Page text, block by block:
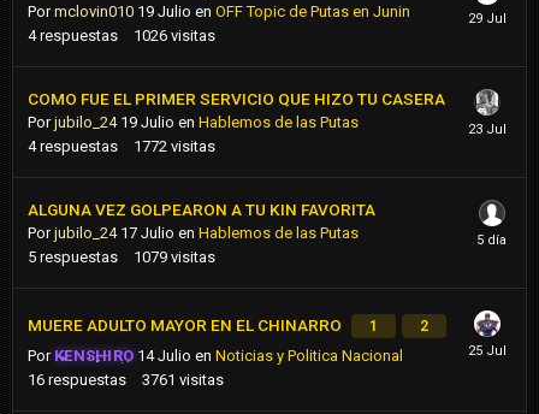
Pormclovin010 19 Julio en OFF Topic de Putas en Junin
4 respuestas 1026 visitas
COMO FUE EL PRIMER SERVICIO QUE HIZO TU CASERA
Porjubilo_24 19 Julio en Hablemos de las Putas
4 respuestas 1772 visitas
ALGUNA VEZ GOLPEARON A TU KIN FAVORITA
Porjubilo_24 17 Julio en Hablemos de las Putas
5 respuestas 1079 visitas
MUERE ADULTO MAYOR EN EL CHINARRO 1 2
Por KENSHIRO 14 Julio enNoticias y Politica Nacional
16 respuestas 3761 visitas